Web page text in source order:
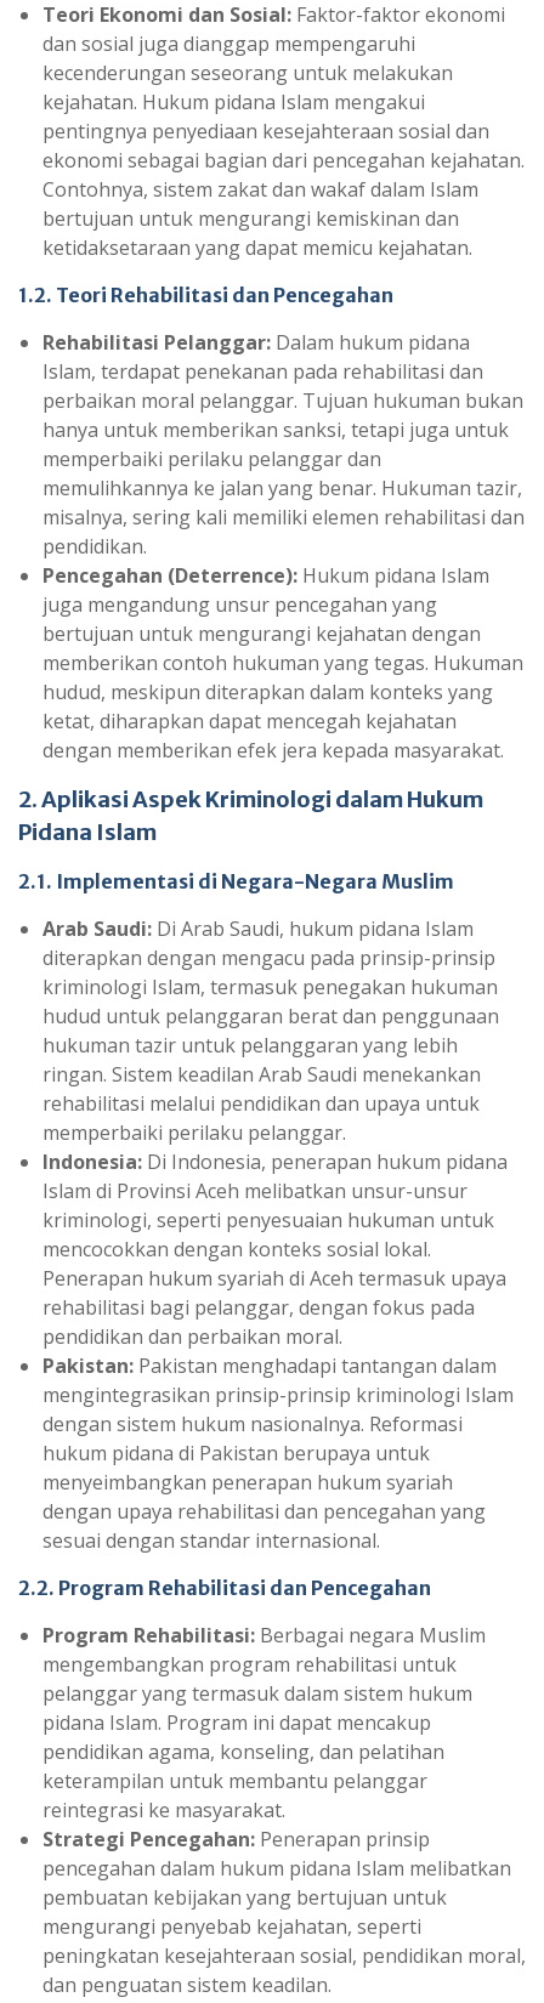
Teori Ekonomi dan Sosial: Faktor-faktor ekonomi
dan sosial juga dianggap mempengaruhi
kecenderungan seseorang untuk melakukan
kejahatan. Hukum pidana Islam mengakui
pentingnya penyediaan kesejahteraan sosial dan
ekonomi sebagai bagian dari pencegahan kejahatan.
Contohnya, sistem zakat dan wakaf dalam Islam
bertujuan untuk mengurangi kemiskinan dan
ketidaksetaraan yang dapat memicu kejahatan.
1.2. Teori Rehabilitasi dan Pencegahan
Rehabilitasi Pelanggar: Dalam hukum pidana
Islam, terdapat penekanan pada rehabilitasi dan
perbaikan moral pelanggar. Tujuan hukuman bukan
hanya untuk memberikan sanksi, tetapi juga untuk
memperbaiki perilaku pelanggar dan
memulihkannya ke jalan yang benar. Hukuman tazir,
misalnya, sering kali memiliki elemen rehabilitasi dan
pendidikan.
Pencegahan (Deterrence): Hukum pidana Islam
juga mengandung unsur pencegahan yang
bertujuan untuk mengurangi kejahatan dengan
memberikan contoh hukuman yang tegas. Hukuman
hudud, meskipun diterapkan dalam konteks yang
ketat, diharapkan dapat mencegah kejahatan
dengan memberikan efek jera kepada masyarakat.
2. Aplikasi Aspek Kriminologi dalam Hukum
Pidana Islam
2.1. Implementasi di Negara-Negara Muslim
Arab Saudi: Di Arab Saudi, hukum pidana Islam
diterapkan dengan mengacu pada prinsip-prinsip
kriminologi Islam, termasuk penegakan hukuman
hudud untuk pelanggaran berat dan penggunaan
hukuman tazir untuk pelanggaran yang lebih
ringan. Sistem keadilan Arab Saudi menekankan
rehabilitasi melalui pendidikan dan upaya untuk
memperbaiki perilaku pelanggar.
Indonesia: Di Indonesia, penerapan hukum pidana
Islam di Provinsi Aceh melibatkan unsur-unsur
kriminologi, seperti penyesuaian hukuman untuk
mencocokkan dengan konteks sosial lokal.
Penerapan hukum syariah di Aceh termasuk upaya
rehabilitasi bagi pelanggar, dengan fokus pada
pendidikan dan perbaikan moral.
Pakistan: Pakistan menghadapi tantangan dalam
mengintegrasikan prinsip-prinsip kriminologi Islam
dengan sistem hukum nasionalnya. Reformasi
hukum pidana di Pakistan berupaya untuk
menyeimbangkan penerapan hukum syariah
dengan upaya rehabilitasi dan pencegahan yang
sesuai dengan standar internasional.
2.2. Program Rehabilitasi dan Pencegahan
Program Rehabilitasi: Berbagai negara Muslim
mengembangkan program rehabilitasi untuk
pelanggar yang termasuk dalam sistem hukum
pidana Islam. Program ini dapat mencakup
pendidikan agama, konseling, dan pelatihan
keterampilan untuk membantu pelanggar
reintegrasi ke masyarakat.
Strategi Pencegahan: Penerapan prinsip
pencegahan dalam hukum pidana Islam melibatkan
pembuatan kebijakan yang bertujuan untuk
mengurangi penyebab kejahatan, seperti
peningkatan kesejahteraan sosial, pendidikan moral,
dan penguatan sistem keadilan.